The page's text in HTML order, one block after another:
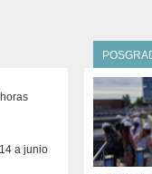
a junio